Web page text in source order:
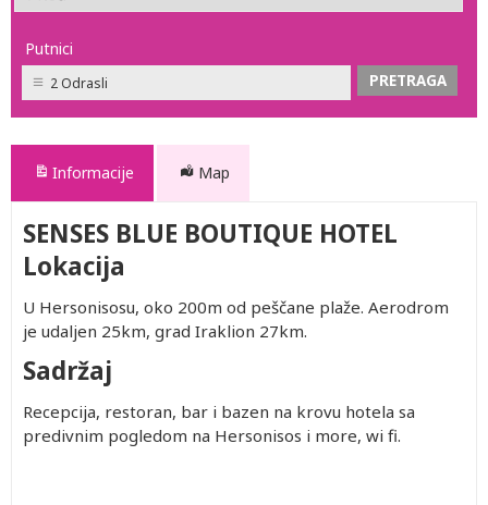
Putnici
2 Odrasli
Informacije Map
SENSES BLUE BOUTIQUE HOTEL
Lokacija
U Hersonisosu, oko 200m od peščane plaže. Aerodrom
je udaljen 25km, grad Iraklion 27km.
Sadržaj
Recepcija, restoran, bar i bazen na krovu hotela sa
predivnim pogledom na Hersonisos i more, wi fi.